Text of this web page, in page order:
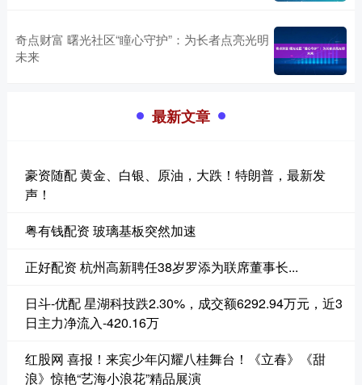
奇点财富 曙光社区“瞳心守护”：为长者点亮光明
未来
最新文章
豪资随配 黄金、白银、原油，大跌！特朗普，最新发
声！
粤有钱配资 玻璃基板突然加速
正好配资 杭州高新聘任38岁罗添为联席董事长...
日斗-优配 星湖科技跌2.30%，成交额6292.94万元，近3
日主力净流入-420.16万
红股网 喜报！来宾少年闪耀八桂舞台！《立春》《甜
浪》惊艳“艺海小浪花”精品展演